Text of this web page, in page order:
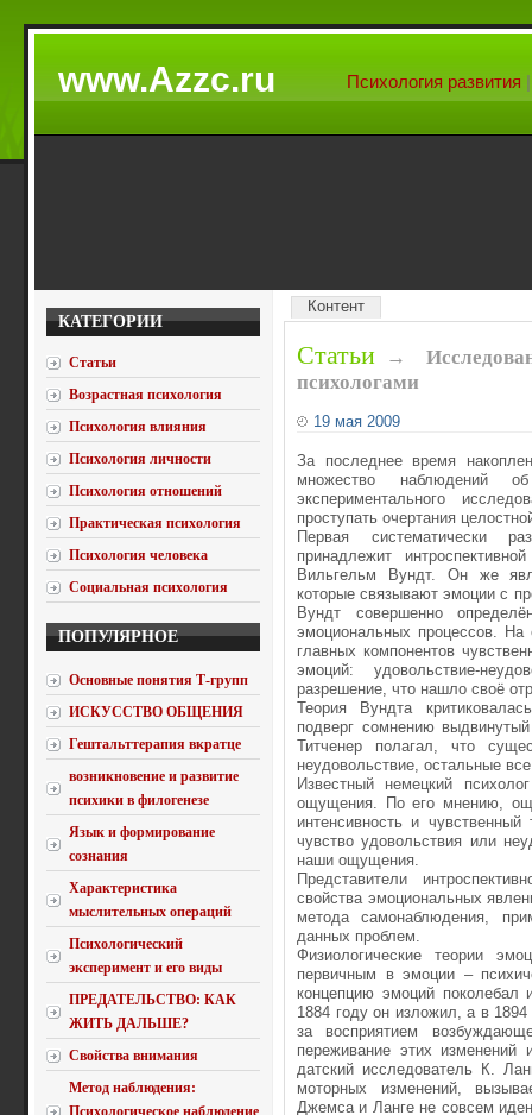
www.Azzc.ru Психология развития
КАТЕГОРИИ
Статьи
Возрастная психология
Психология влияния
Психология личности
Психология отношений
Практическая психология
Психология человека
Социальная психология
ПОПУЛЯРНОЕ
Основные понятия Т-групп
ИСКУССТВО ОБЩЕНИЯ
Гештальттерапия вкратце
возникновение и развитие
психики в филогенезе
Язык и формирование
сознания
Характеристика
мыслительных операций
Психологический
эксперимент и его виды
ПРЕДАТЕЛЬСТВО: КАК
ЖИТЬ ДАЛЬШЕ?
Свойства внимания
Метод наблюдения:
Психологическое наблюдение
Контент
Статьи →
психологами
19 мая 2009
За последнее время
множество наблюдений
экспериментального
проступать очертания
Первая систематически
принадлежит
Вильгельм Вундт. Он же
которые связывают эмоции с
Вундт совершенно
эмоциональных процессов.
главных компонентов
эмоций: удовольствие-
разрешение, что нашло своё
Теория Вундта
подверг сомнению
Титченер полагал, что
неудовольствие, остальные
Известный немецкий
ощущения. По его мнению,
интенсивность и
чувство удовольствия или
наши ощущения.
Представители
свойства эмоциональных
метода самонаблюдения,
данных проблем.
Физиологические теории
первичным в эмоции –
концепцию эмоций поколебал
1884 году он изложил, а в
за восприятием
переживание этих
датский исследователь К.
моторных изменений,
Джемса и Ланге не совсем